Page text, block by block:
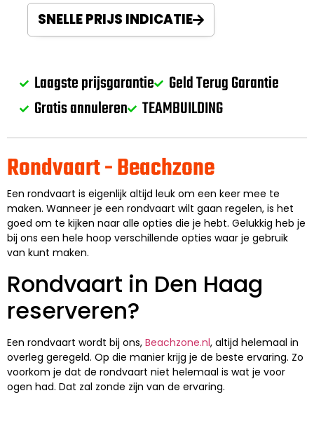
SNELLE PRIJS INDICATIE
Laagste prijsgarantie
Geld Terug Garantie
Gratis annuleren TEAMBUILDING
Rondvaart - Beachzone
Een rondvaart is eigenlijk altijd leuk om een keer mee te
maken. Wanneer je een rondvaart wilt gaan regelen, is het
goed om te kijken naar alle opties die je hebt. Gelukkig heb je
bij ons een hele hoop verschillende opties waar je gebruik
van kunt maken.
Rondvaart in Den Haag
reserveren?
Een rondvaart wordt bij ons, Beachzone.nl, altijd helemaal in
overleg geregeld. Op die manier krijg je de beste ervaring. Zo
voorkom je dat de rondvaart niet helemaal is wat je voor
ogen had. Dat zal zonde zijn van de ervaring.